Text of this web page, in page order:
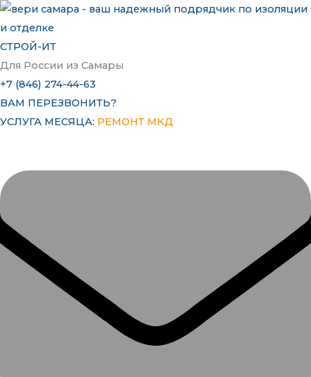
Перейти
к
содержимому
СТРОЙ-ИТ
Для России из Самары
+7 (846) 274-44-63
ВАМ ПЕРЕЗВОНИТЬ?
УСЛУГА МЕСЯЦА: РЕМОНТ МКД